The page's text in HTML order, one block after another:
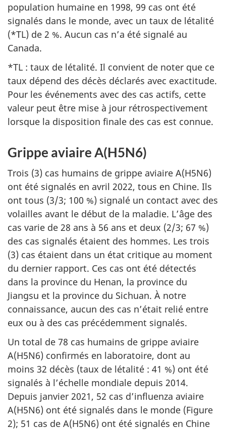
population humaine en 1998, 99 cas ont été
signalés dans le monde, avec un taux de létalité
(*TL) de 2 %. Aucun cas n’a été signalé au
Canada.
*TL : taux de létalité. Il convient de noter que ce
taux dépend des décès déclarés avec exactitude.
Pour les événements avec des cas actifs, cette
valeur peut être mise à jour rétrospectivement
lorsque la disposition finale des cas est connue.
Grippe aviaire A(H5N6)
Trois (3) cas humains de grippe aviaire A(H5N6)
ont été signalés en avril 2022, tous en Chine. Ils
ont tous (3/3; 100 %) signalé un contact avec des
volailles avant le début de la maladie. L’âge des
cas varie de 28 ans à 56 ans et deux (2/3; 67 %)
des cas signalés étaient des hommes. Les trois
(3) cas étaient dans un état critique au moment
du dernier rapport. Ces cas ont été détectés
dans la province du Henan, la province du
Jiangsu et la province du Sichuan. À notre
connaissance, aucun des cas n’était relié entre
eux ou à des cas précédemment signalés.
Un total de 78 cas humains de grippe aviaire
A(H5N6) confirmés en laboratoire, dont au
moins 32 décès (taux de létalité : 41 %) ont été
signalés à l’échelle mondiale depuis 2014.
Depuis janvier 2021, 52 cas d’influenza aviaire
A(H5N6) ont été signalés dans le monde (Figure
2); 51 cas de A(H5N6) ont été signalés en Chine